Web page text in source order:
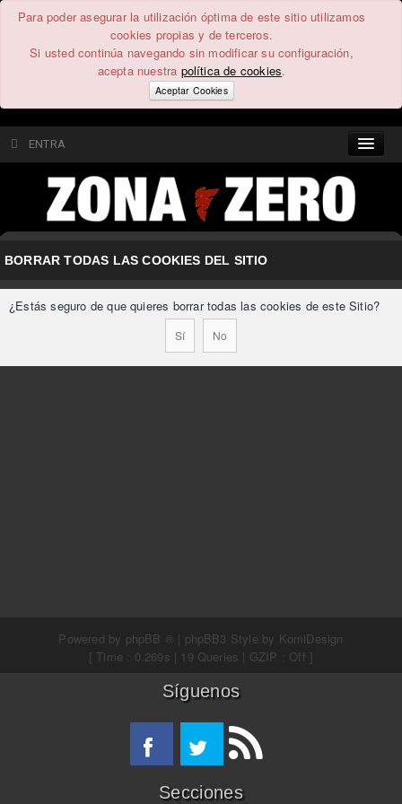
Para poder asegurar la utilización óptima de este sitio utilizamos
cookies propias y de terceros.
Si usted continúa navegando sin modificar su configuración,
acepta nuestra política de cookies.
Aceptar Cookies
ENTRA
CONTENIDO
COMUNIDAD
FEEEDBACK
BORRAR TODAS LAS COOKIES DEL SITIO
¿Estás seguro de que quieres borrar todas las cookies de este Sitio?
Powered by phpBB ® | phpBB3 Style by KomiDesign
[ Time : 0.269s | 19 Queries | GZIP : Off ]
Síguenos
Secciones